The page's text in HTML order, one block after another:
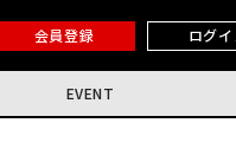
会員登録 ログイ
EVENT